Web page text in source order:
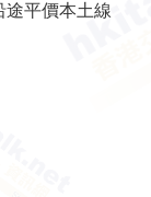
途平價本土線